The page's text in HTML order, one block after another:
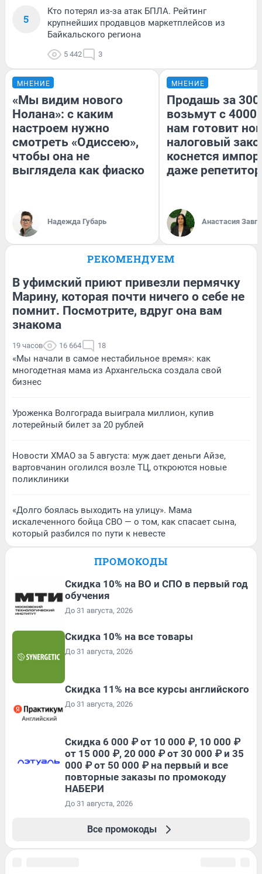
5
Кто потерял из-за атак БПЛА. Рейтинг
крупнейших продавцов маркетплейсов из
Байкальского региона
5 442 3
МНЕНИЕ
«Мы видим нового
Нолана»: с каким
настроем нужно
смотреть «Одиссею»,
чтобы она не
выглядела как фиаско
Надежда Губарь
МНЕНИЕ
Продашь за
возьмут с
нам готовит
налоговый
коснется
даже
Анастасия
РЕКОМЕНДУЕМ
В уфимский приют привезли пермячку
Марину, которая почти ничего о себе не
помнит. Посмотрите, вдруг она вам
знакома
19 часов 16 664 18
«Мы начали в самое нестабильное время»: как
многодетная мама из Архангельска создала свой
бизнес
Уроженка Волгограда выиграла миллион, купив
лотерейный билет за 20 рублей
Новости ХМАО за 5 августа: муж дает деньги Айзе,
вартовчанин оголился возле ТЦ, откроются новые
поликлиники
«Долго боялась выходить на улицу». Мама
искалеченного бойца СВО — о том, как спасает сына,
который разбился по пути к невесте
ПРОМОКОДЫ
Скидка 10% на ВО и СПО в первый год
обучения
До 31 августа, 2026
Скидка 10% на все товары
До 31 августа, 2026
Скидка 11% на все курсы английского
До 31 августа, 2026
Скидка 6 000 ₽ от 10 000 ₽, 10 000 ₽
от 15 000 ₽, 20 000 ₽ от 30 000 ₽ и 35
000 ₽ от 50 000 ₽ на первый и все
повторные заказы по промокоду
НАБЕРИ
До 31 августа, 2026
Все промокоды